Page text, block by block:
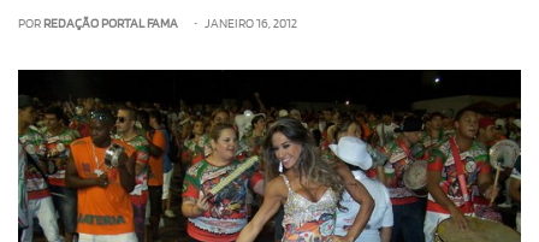
POR REDAÇÃO PORTAL FAMA • JANEIRO 16, 2012